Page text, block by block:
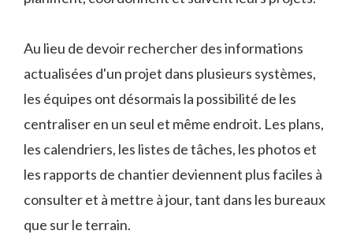
Au lieu de devoir rechercher des informations
actualisées d'un projet dans plusieurs systèmes,
les équipes ont désormais la possibilité de les
centraliser en un seul et même endroit. Les plans,
les calendriers, les listes de tâches, les photos et
les rapports de chantier deviennent plus faciles à
consulter et à mettre à jour, tant dans les bureaux
que sur le terrain.